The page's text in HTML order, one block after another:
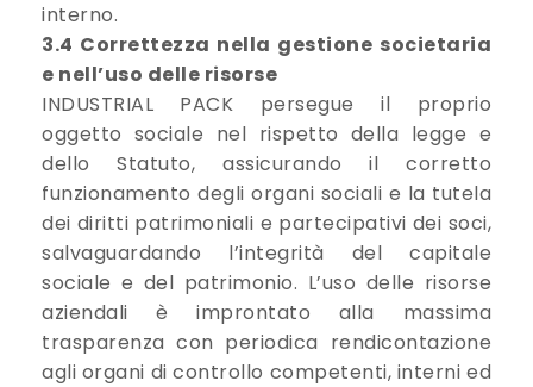
interno.
3.4 Correttezza nella gestione societaria
e nell’uso delle risorse
INDUSTRIAL PACK persegue il proprio
oggetto sociale nel rispetto della legge e
dello Statuto, assicurando il corretto
funzionamento degli organi sociali e la tutela
dei diritti patrimoniali e partecipativi dei soci,
salvaguardando l’integrità del capitale
sociale e del patrimonio. L’uso delle risorse
aziendali è improntato alla massima
trasparenza con periodica rendicontazione
agli organi di controllo competenti, interni ed